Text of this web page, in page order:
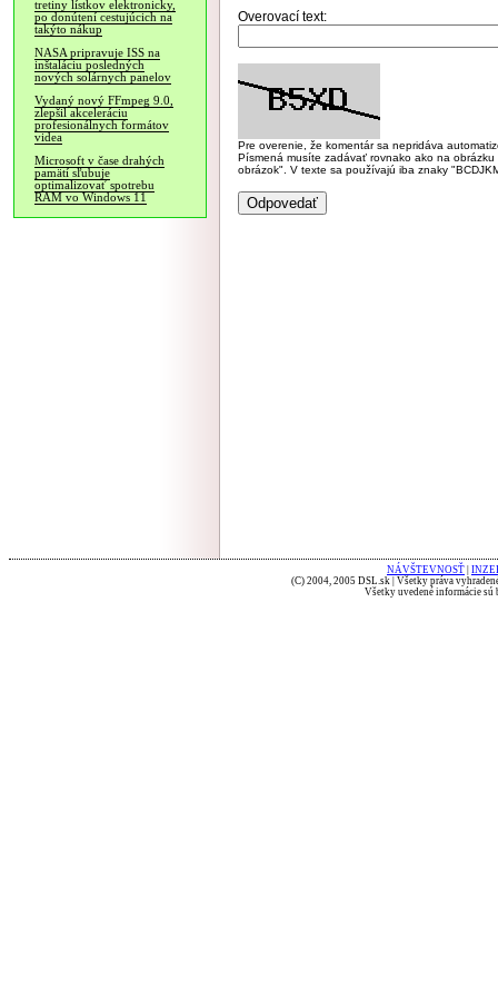
tretiny lístkov elektronicky,
po donútení cestujúcich na
takýto nákup
NASA pripravuje ISS na
inštaláciu posledných
nových solárnych panelov
Vydaný nový FFmpeg 9.0,
zlepšil akceleráciu
profesionálnych formátov
videa
Microsoft v čase drahých
pamätí sľubuje
optimalizovať spotrebu
RAM vo Windows 11
Overovací text:
Pre overenie, že komentár sa nepridáva
Písmená musíte zadávať rovnako ako na
obrázok". V texte sa používajú iba znaky
NÁVŠTEVNOSŤ
(C) 2004, 2005 DSL.sk | Všetky práva
Všetky uvedené informácie sú